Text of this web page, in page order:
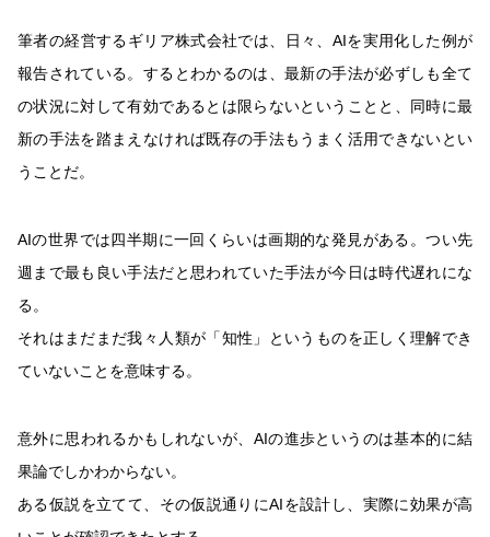
筆者の経営するギリア株式会社では、日々、AIを実用化した例が
報告されている。するとわかるのは、最新の手法が必ずしも全て
の状況に対して有効であるとは限らないということと、同時に最
新の手法を踏まえなければ既存の手法もうまく活用できないとい
うことだ。
AIの世界では四半期に一回くらいは画期的な発見がある。つい先
週まで最も良い手法だと思われていた手法が今日は時代遅れにな
る。
それはまだまだ我々人類が「知性」というものを正しく理解でき
ていないことを意味する。
意外に思われるかもしれないが、AIの進歩というのは基本的に結
果論でしかわからない。
ある仮説を立てて、その仮説通りにAIを設計し、実際に効果が高